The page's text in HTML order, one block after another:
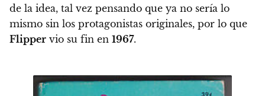
de la idea, tal vez pensando que ya no sería lo
mismo sin los protagonistas originales, por lo que
Flipper vio su fin en 1967.